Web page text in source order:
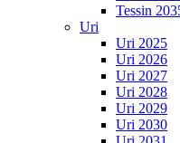
Tessin
Uri
Uri 2025
Uri 2026
Uri 2027
Uri 2028
Uri 2029
Uri 2030